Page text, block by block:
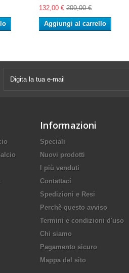
132,00 € 209,00 €
Aggiungi al carrello
Informazioni
Speciali
Nuovi prodotti
I più venduti
Contattaci
Spedizioni e Resi
Perchè questo avviso
Termini e condizioni d'uso
Chi siamo
Pagamento sicuro
Mappa del sito